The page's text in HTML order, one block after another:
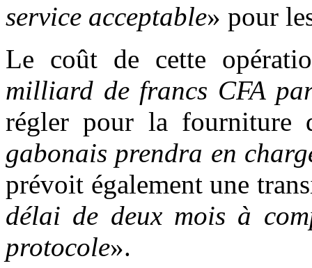
service acceptable» pour
Le coût de cette
milliard de francs CFA
régler pour la fourniture
gabonais prendra en
prévoit également une
délai de deux mois à
protocole».